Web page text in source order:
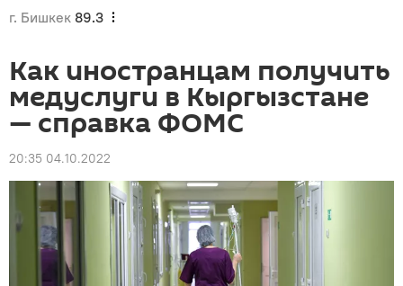
г. Бишкек 89.3
Как иностранцам получить
медуслуги в Кыргызстане
— справка ФОМС
20:35 04.10.2022